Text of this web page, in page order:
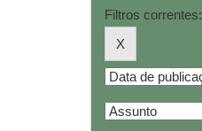
Filtros correntes: